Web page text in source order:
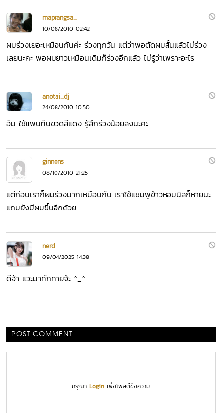
maprangsa_
10/08/2010 02:42
ผมร่วงเยอะเหมือนกันค่ะ ร่วงทุกวัน แต่ว่าพอตัดผมสั้นแล้วไม่ร่วง
เลยนะคะ พอผมยาวเหมือนเดิมก็ร่วงอีกแล้ว ไม่รู้ว่าเพราะอะไร
anotai_dj
24/08/2010 10:50
อืม ใช้แพนทีนขวดสีแดง รู้สึกร่วงน้อยลงนะคะ
ginnons
08/10/2010 21:25
แต่ก่อนเราก็ผมร่วงมากเหมือนกัน เราใช้แชมพูข้าวหอมนิลก็หายนะ
แถมยังมีผมขึ้นอีกด้วย
nerd
09/04/2025 14:38
ดีจ้า แวะมาทักทายจ้ะ ^_^
POST COMMENT
กรุณาLogin เพื่อโพสต์ข้อความ